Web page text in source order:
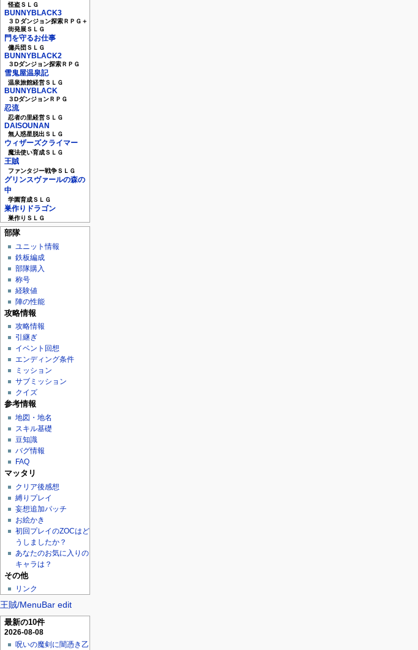
怪盗ＳＬＧ
BUNNYBLACK3
３Ｄダンジョン探索ＲＰＧ＋
街発展ＳＬＧ
門を守るお仕事
傭兵団ＳＬＧ
BUNNYBLACK2
３Dダンジョン探索ＲＰＧ
雪鬼屋温泉記
温泉旅館経営ＳＬＧ
BUNNYBLACK
３DダンジョンＲＰＧ
忍流
忍者の里経営ＳＬＧ
DAISOUNAN
無人惑星脱出ＳＬＧ
ウィザーズクライマー
魔法使い育成ＳＬＧ
王賊
ファンタジー戦争ＳＬＧ
グリンスヴァールの森の
中
学園育成ＳＬＧ
巣作りドラゴン
巣作りＳＬＧ
部隊
ユニット情報
鉄板編成
部隊購入
称号
経験値
陣の性能
攻略情報
攻略情報
引継ぎ
イベント回想
エンディング条件
ミッション
サブミッション
クイズ
参考情報
地図・地名
スキル基礎
豆知識
バグ情報
FAQ
マッタリ
クリア後感想
縛りプレイ
妄想追加パッチ
お絵かき
初回プレイのZOCはど
うしましたか？
あなたのお気に入りの
キャラは？
その他
リンク
王賊/MenuBar edit
最新の10件
2026-08-08
呪いの魔剣に闇憑き乙